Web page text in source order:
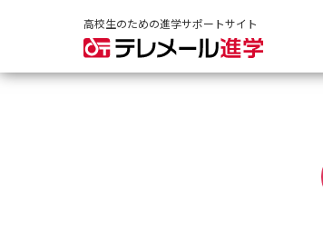
高校生のための進学サポートサイト